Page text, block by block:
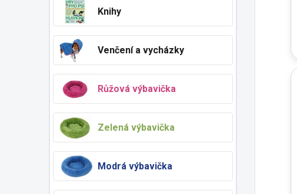
Knihy
Venčení a vycházky
Růžová výbavička
Zelená výbavička
Modrá výbavička